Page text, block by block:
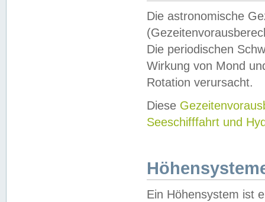
Die astronomische
Die periodischen
Wirkung von Mond
Rotation verursacht.
Diese
Seeschifffahrt und
Ein Höhensystem ist